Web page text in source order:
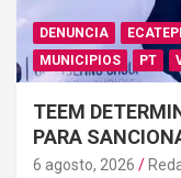
DENUNCIA
MUNICIPIOS
PT
TEEM
PARA
6 agosto, 2026